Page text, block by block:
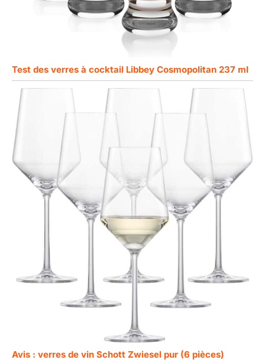
Test des verres à cocktail Libbey Cosmopolitan 237 ml
Avis : verres de vin Schott Zwiesel pur (6 pièces)